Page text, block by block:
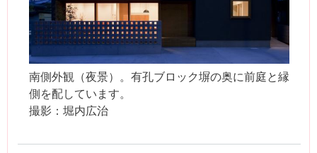
南側外観（夜景）。有孔ブロック塀の奥に前庭と縁
側を配しています。
撮影：堀内広治